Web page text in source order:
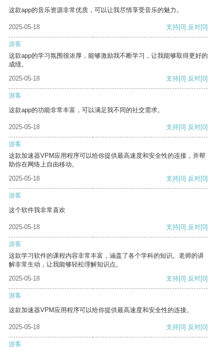
这款app的音乐资源非常优质，可以让我尽情享受音乐的魅力。
2025-05-18 支持[0] 反对[0]
游客
这款app的学习氛围很浓厚，能够激励我不断学习，让我能够取得更好的
成绩。
2025-05-18
支持[0] 反对[0]
游客
这款app的功能非常丰富，可以满足我不同的社交需求。
2025-05-18 支持[0] 反对[0]
游客
这款加速器VPM应用程序可以给你提供最高速度和安全性的连接，并帮
助你在网络上自由移动。
2025-05-18
支持[0] 反对[0]
游客
这个软件我非常喜欢
2025-05-18 支持[0] 反对[0]
游客
这款学习软件的课程内容非常丰富，涵盖了各个学科的知识。老师的讲
解非常生动，让我能够轻松理解知识点。
2025-05-18
支持[0] 反对[0]
游客
这款加速器VPM应用程序可以给你提供最高速度和安全性的连接。
2025-05-18 支持[0] 反对[0]
游客